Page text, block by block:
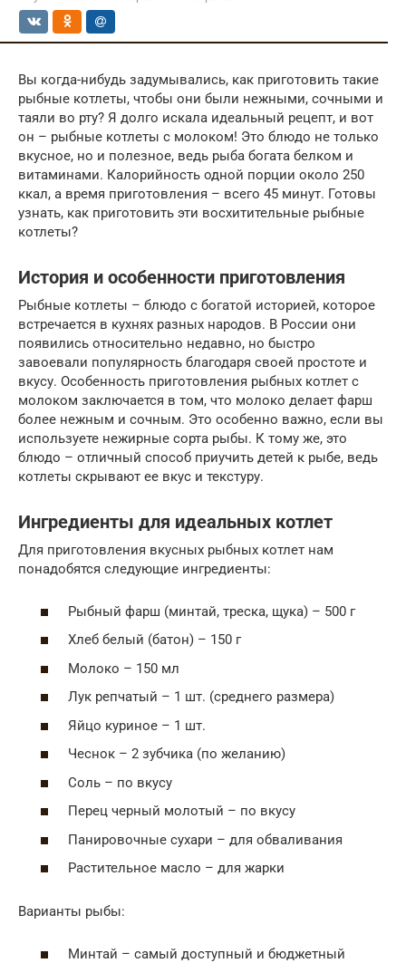
Вы когда-нибудь задумывались, как приготовить такие
рыбные котлеты, чтобы они были нежными, сочными и
таяли во рту? Я долго искала идеальный рецепт, и вот
он – рыбные котлеты с молоком! Это блюдо не только
вкусное, но и полезное, ведь рыба богата белком и
витаминами. Калорийность одной порции около 250
ккал, а время приготовления – всего 45 минут. Готовы
узнать, как приготовить эти восхитительные рыбные
котлеты?
История и особенности приготовления
Рыбные котлеты – блюдо с богатой историей, которое
встречается в кухнях разных народов. В России они
появились относительно недавно, но быстро
завоевали популярность благодаря своей простоте и
вкусу. Особенность приготовления рыбных котлет с
молоком заключается в том, что молоко делает фарш
более нежным и сочным. Это особенно важно, если вы
используете нежирные сорта рыбы. К тому же, это
блюдо – отличный способ приучить детей к рыбе, ведь
котлеты скрывают ее вкус и текстуру.
Ингредиенты для идеальных котлет
Для приготовления вкусных рыбных котлет нам
понадобятся следующие ингредиенты:
Рыбный фарш (минтай, треска, щука) – 500 г
Хлеб белый (батон) – 150 г
Молоко – 150 мл
Лук репчатый – 1 шт. (среднего размера)
Яйцо куриное – 1 шт.
Чеснок – 2 зубчика (по желанию)
Соль – по вкусу
Перец черный молотый – по вкусу
Панировочные сухари – для обваливания
Растительное масло – для жарки
Варианты рыбы:
Минтай – самый доступный и бюджетный